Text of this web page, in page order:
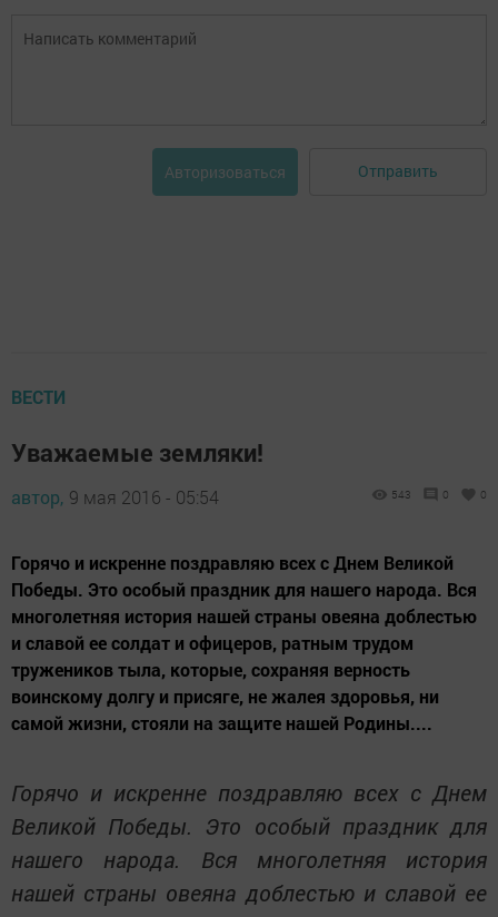
Авторизоваться Отправить
ВЕСТИ
Уважаемые земляки!
автор, 9 мая 2016 - 05:54 543 0 0
Горячо и искренне поздравляю всех с Днем Великой
Победы. Это особый праздник для нашего народа. Вся
многолетняя история нашей страны овеяна доблестью
и славой ее солдат и офицеров, ратным трудом
тружеников тыла, которые, сохраняя верность
воинскому долгу и присяге, не жалея здоровья, ни
самой жизни, стояли на защите нашей Родины....
Горячо и искренне поздравляю всех с Днем
Великой Победы. Это особый праздник для
нашего народа. Вся многолетняя история
нашей страны овеяна доблестью и славой ее